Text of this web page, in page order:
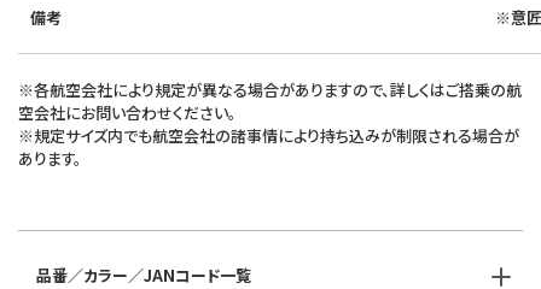
備考 ※意
※各航空会社により規定が異なる場合がありますので、詳しくはご搭乗の航
空会社にお問い合わせください。
※規定サイズ内でも航空会社の諸事情により持ち込みが制限される場合が
あります。
品番／カラー／JANコード一覧